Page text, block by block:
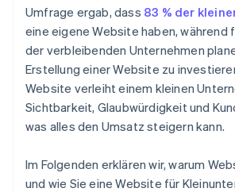
8. Optimieren Sie für
9. Testen und veröffentlichen Sie
Hochwertige rechtliche
Ein Jahr Stripe Payments kostenlos,
Partnergutschriften und Rabatte
50.000 USD
Umfrage ergab, dass 83 % der
eine eigene Website haben, während
der verbleibenden Unternehmen
Erstellung einer Website zu
Website verleiht einem kleinen
Sichtbarkeit, Glaubwürdigkeit und
was alles den Umsatz steigern kann.
Im Folgenden erklären wir, warum
und wie Sie eine Website für